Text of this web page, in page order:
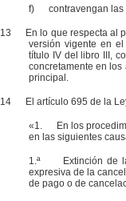
f) contravengan las
13 En lo que respecta al
versión vigente en
título IV del libro III,
concretamente en
principal.
14El artículo 695 de la Ley
«1. En los
en las siguientes
1.ª Extinción de la
expresiva de la
de pago o de